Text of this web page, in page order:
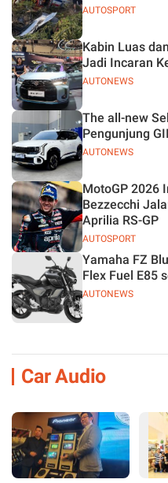
AUTOSPORT
AUTONEWS
Kabin Luas
Jadi Incaran
AUTONEWS
The all-new
Pengunjung
AUTOSPORT
MotoGP 2026
Bezzecchi
Aprilia RS-GP
AUTONEWS
Yamaha FZ
Flex Fuel E85
Car Audio